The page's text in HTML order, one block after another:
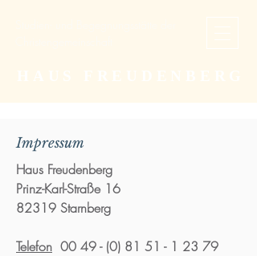
Impressum
Haus Freudenberg
Prinz-Karl-Straße 16
82319 Starnberg
Telefon 00 49 - (0) 81 51 - 1 23 79